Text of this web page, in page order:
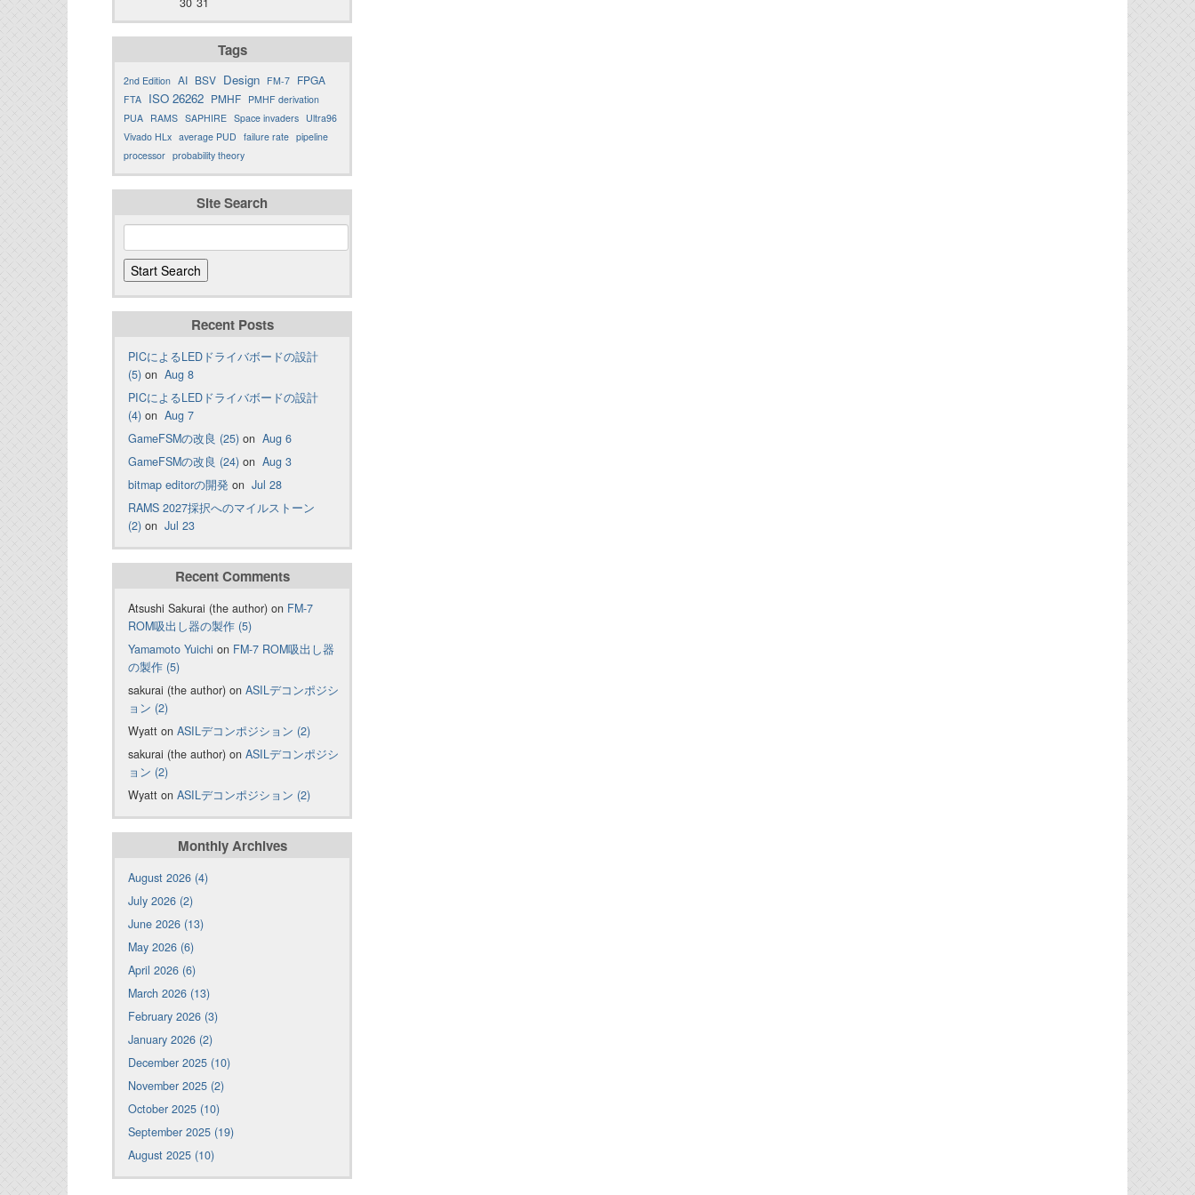
Tags
2nd Edition AI BSV Design FM-7 FPGA
FTA ISO 26262 PMHF PMHF derivation
PUA RAMS SAPHIRE Space invaders Ultra96
Vivado HLx average PUD failure rate pipeline
processor probability theory
Site Search
Recent Posts
PICによるLEDドライバボードの設計
(5) on Aug 8
PICによるLEDドライバボードの設計
(4) on Aug 7
GameFSMの改良 (25) on Aug 6
GameFSMの改良 (24) on Aug 3
bitmap editorの開発 on Jul 28
RAMS 2027採択へのマイルストーン
(2) on Jul 23
Recent Comments
Atsushi Sakurai (the author) on FM-7
ROM吸出し器の製作 (5)
Yamamoto Yuichi on FM-7 ROM吸出し器
の製作 (5)
sakurai (the author) on ASILデコンポジシ
ョン (2)
Wyatt on ASILデコンポジション (2)
sakurai (the author) on ASILデコンポジシ
ョン (2)
Wyatt on ASILデコンポジション (2)
Monthly Archives
August 2026 (4)
July 2026 (2)
June 2026 (13)
May 2026 (6)
April 2026 (6)
March 2026 (13)
February 2026 (3)
January 2026 (2)
December 2025 (10)
November 2025 (2)
October 2025 (10)
September 2025 (19)
August 2025 (10)